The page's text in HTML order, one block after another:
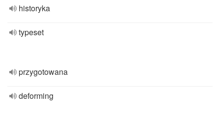
historyka
typeset
przygotowana
deforming